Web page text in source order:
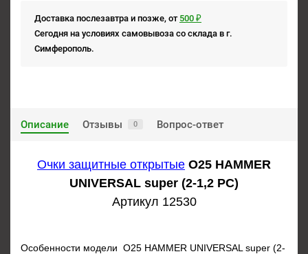
Доставка послезавтра и позже, от 500 ₽
Сегодня на условиях самовывоза со склада в г.
Симферополь.
Описание Отзывы 0 Вопрос-ответ
Очки защитные открытые О25 HAMMER
UNIVERSAL super (2-1,2 РС)
Артикул 12530
Особенности модели О25 HAMMER UNIVERSAL super (2-